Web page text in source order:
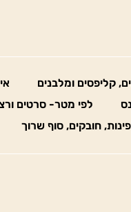
קליפסים ומלבנים
לפי מטר- סרטים
פינות, חובקים, סוף שרוך